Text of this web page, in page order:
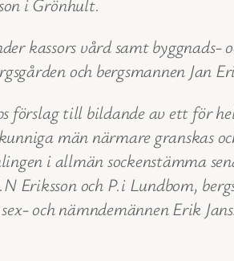
kassors vård samt byggnads-
och bergsmannen Jan
förslag till bildande av ett för
män närmare granskas
i allmän sockenstämma
och P.i Lundbom,
och nämndemännen Erik